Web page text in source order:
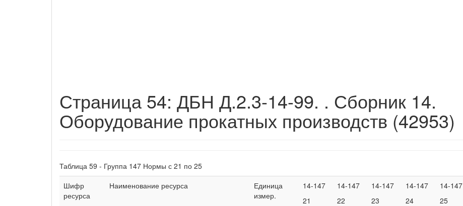
Страница 54: ДБН Д.2.3-14-99. . Сборник 14.
Оборудование прокатных производств (42953)
Таблица 59 - Группа 147 Нормы с 21 по 25
Шифр
ресурса
Наименование ресурса
Единица
измер.
14-147
21
14-147
22
14-147
23
14-147
24
14-147
25